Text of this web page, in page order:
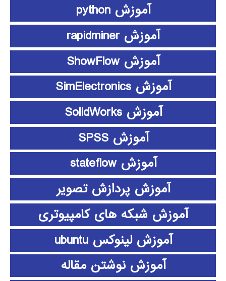
آموزش python
آموزش rapidminer
آموزش ShowFlow
آموزش SimElectronics
آموزش SolidWorks
آموزش SPSS
آموزش stateflow
آموزش پردازش تصویر
آموزش شبکه های کامپیوتری
آموزش لینوکس ubuntu
آموزش نوشتن مقاله